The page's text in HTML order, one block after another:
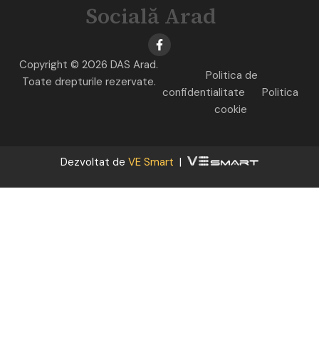
Socială Arad
Copyright © 2026 DAS Arad.
Toate drepturile rezervate.
Politica de
confidentialitate
Politica
cookie
Dezvoltat de VE Smart |